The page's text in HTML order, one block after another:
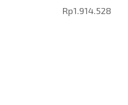
Rp1.914.528